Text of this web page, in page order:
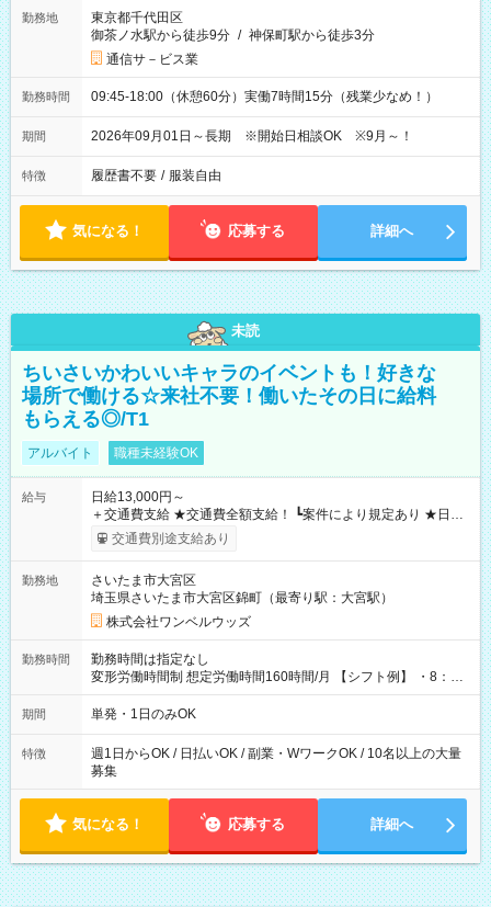
勤務地
東京都千代田区
御茶ノ水駅から徒歩9分 / 神保町駅から徒歩3分
通信サ－ビス業
勤務時間 09:45-18:00（休憩60分）実働7時間15分（残業少なめ！）
期間 2026年09月01日～長期 ※開始日相談OK ※9月～！
特徴 履歴書不要 / 服装自由
気になる！ 応募する 詳細へ
未読
ちいさいかわいいキャラのイベントも！好きな
場所で働ける☆来社不要！働いたその日に給料
もらえる◎/T1
アルバイト 職種未経験OK
給与
日給13,000円～
＋交通費支給 ★交通費全額支給！ ┗案件により規定あり ★日払
いOK！（規定あり） ┗働いたその日に現金GET♪ お仕事後はコ
ンビニATMから 日払い分を引き落とせます！ 【試用期間】試
交通費別途支給あり
勤務地
さいたま市大宮区
埼玉県さいたま市大宮区錦町（最寄り駅：大宮駅）
株式会社ワンベルウッズ
勤務時間
勤務時間は指定なし
変形労働時間制 想定労働時間160時間/月 【シフト例】 ・8：00
～21：00
期間 単発・1日のみOK
特徴
週1日からOK / 日払いOK / 副業・WワークOK / 10名以上の大量
募集
気になる！ 応募する 詳細へ